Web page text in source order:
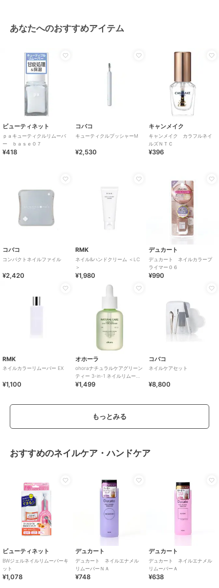
あなたへのおすすめアイテム
ビューティネット
ｐａキューティクルリムーバ
ー ｂａｓｅ０７
¥418
コバコ
キューティクルプッシャーM
¥2,530
キャンメイク
キャンメイク カラフルネイ
ルズＮＴＣ
¥396
コバコ
コンパクトネイルファイル
¥2,420
RMK
ネイル&ハンドクリーム ＜LC
＞
¥1,980
デュカート
デュカート ネイルカラープ
ライマー０６
¥990
RMK
ネイルカラーリムーバー EX
¥1,100
オホーラ
ohoraナチュラルケアグリーン
ティー 3-in-1 ネイルリムーバ
ー(韓国コスメ)
¥1,499
コバコ
ネイルケアセット
¥8,800
もっとみる
おすすめのネイルケア・ハンドケア
ビューティネット
BWジェルネイルリムーバーキ
ット
¥1,078
デュカート
デュカート ネイルエナメル
リムーバーＮＡ
¥748
デュカート
デュカート ネイルエナメル
リムーバーＡ
¥638